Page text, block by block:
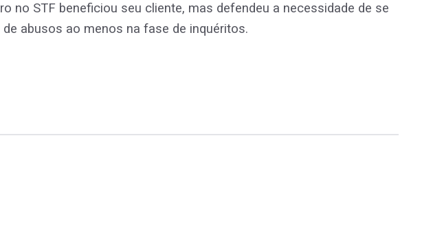
no STF beneficiou seu cliente, mas defendeu a necessidade de se
abusos ao menos na fase de inquéritos.